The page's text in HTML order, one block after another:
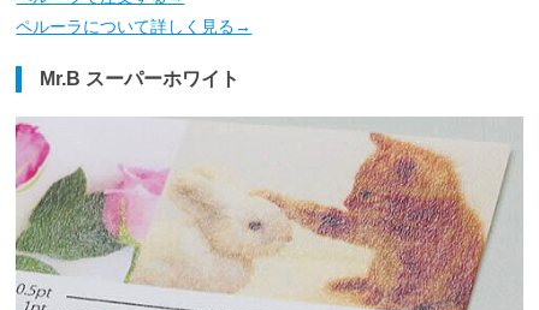
ペルーラについて詳しく見る→
Mr.B スーパーホワイト